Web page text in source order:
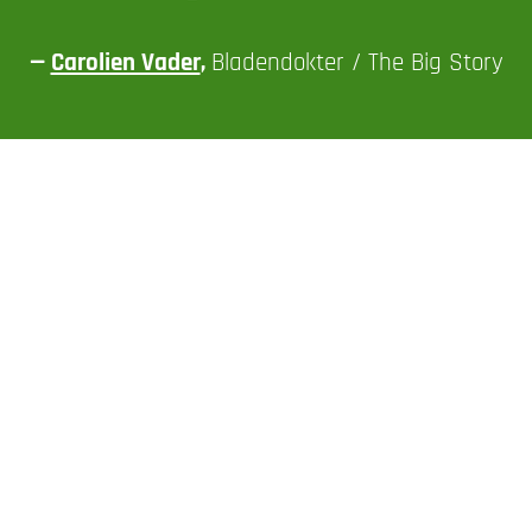
— Carolien Vader, Bladendokter / The Big Story